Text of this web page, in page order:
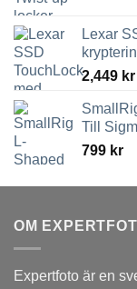
Lexar
2,449 kr
Till
799 kr
OM
Expertfoto är en